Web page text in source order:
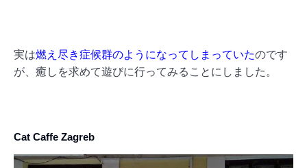
実は燃え尽き症候群のようになってしまっていたのです
が、癒しを求めて遊びに行ってみることにしました。
Cat Caffe Zagreb